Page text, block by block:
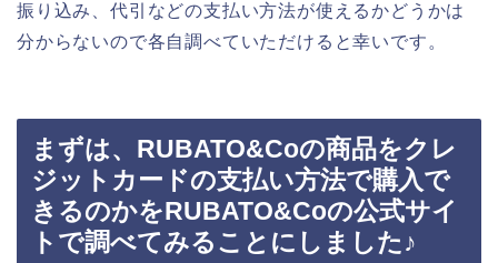
振り込み、代引などの支払い方法が使えるかどうかは
分からないので各自調べていただけると幸いです。
まずは、RUBATO&Coの商品をクレ
ジットカードの支払い方法で購入で
きるのかをRUBATO&Coの公式サイ
トで調べてみることにしました♪